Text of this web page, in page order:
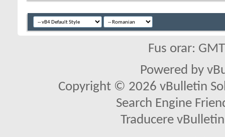
Fus orar:
Powered by
Copyright © 2026 vBulletin
Search Engine
Traducere